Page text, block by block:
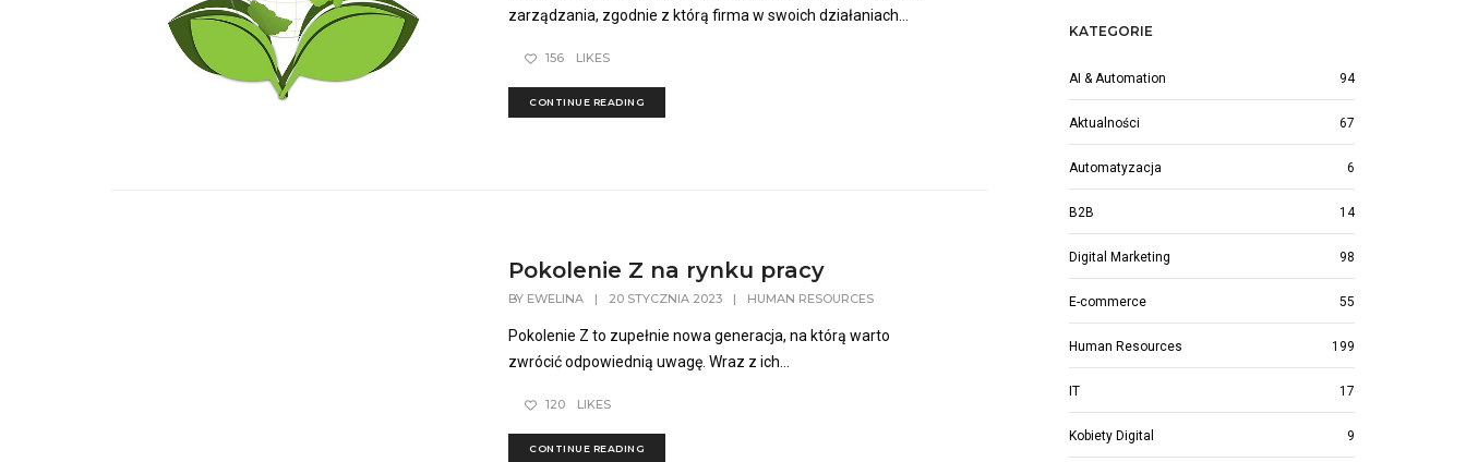
zarządzania, zgodnie z którą firma w swoich działaniach...
156 LIKES
CONTINUE READING
Pokolenie Z na rynku pracy
BY EWELINA | 20 STYCZNIA 2023 | HUMAN RESOURCES
Pokolenie Z to zupełnie nowa generacja, na którą warto
zwrócić odpowiednią uwagę. Wraz z ich...
120 LIKES
CONTINUE READING
KATEGORIE
AI & Automation 94
Aktualności 67
Automatyzacja 6
B2B 14
Digital Marketing 98
E-commerce 55
Human Resources 199
IT 17
Kobiety Digital 9